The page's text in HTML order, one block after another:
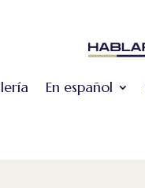
En español